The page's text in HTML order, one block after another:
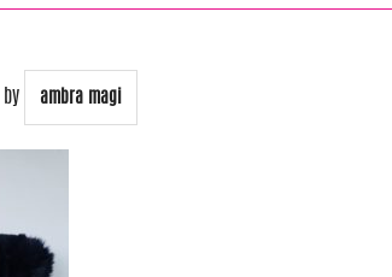
by ambra magi